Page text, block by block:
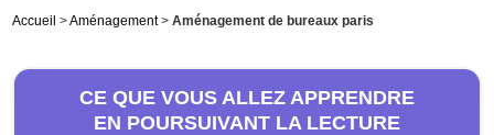
Accueil >Aménagement>Aménagement de bureaux paris
CE QUE VOUS ALLEZ APPRENDRE
EN POURSUIVANT LA LECTURE